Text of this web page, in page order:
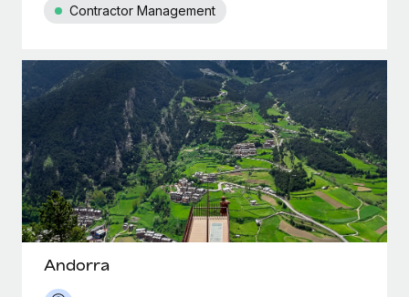
Contractor Management
Andorra